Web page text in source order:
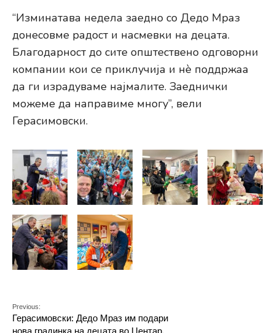
“Изминатава недела заедно со Дедо Мраз
донесовме радост и насмевки на децата.
Благодарност до сите општествено одговорни
компании кои се приклучија и нѐ поддржаа
да ги израдуваме најмалите. Заеднички
можеме да направиме многу”, вели
Герасимовски.
Previous:
Герасимовски: Дедо Мраз им подари